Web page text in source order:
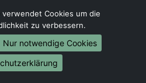
Niederlande
Norwegen
Cookies um die
zu verbessern.
Nur notwendige Cookies